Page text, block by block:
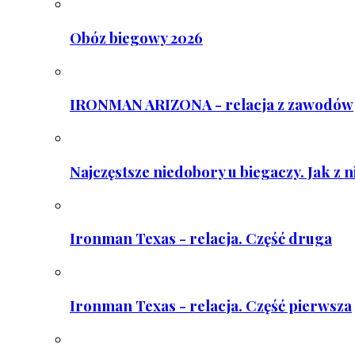
Obóz biegowy 2026
IRONMAN ARIZONA - relacja z zawodów
Najczęstsze niedobory u biegaczy. Jak z
Ironman Texas - relacja. Część druga
Ironman Texas - relacja. Część pierwsza